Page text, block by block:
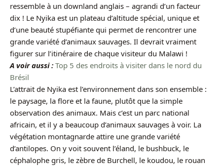
ressemble à un downland anglais – agrandi d’un facteur
dix ! Le Nyika est un plateau d’altitude spécial, unique et
d’une beauté stupéfiante qui permet de rencontrer une
grande variété d’animaux sauvages. Il devrait vraiment
figurer sur l’itinéraire de chaque visiteur du Malawi !
A voir aussi : Top 5 des endroits à visiter dans le nord du
Brésil
L’attrait de Nyika est l’environnement dans son ensemble :
le paysage, la flore et la faune, plutôt que la simple
observation des animaux. Mais c’est un parc national
africain, et il y a beaucoup d’animaux sauvages à voir. La
végétation montagnarde attire une grande variété
d’antilopes. On y voit souvent l’éland, le bushbuck, le
céphalophe gris, le zèbre de Burchell, le koudou, le rouan